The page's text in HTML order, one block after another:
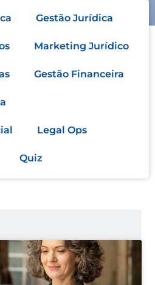
Gestão Jurídica
Marketing Jurídico
Gestão Financeira
Legal Ops
Quiz